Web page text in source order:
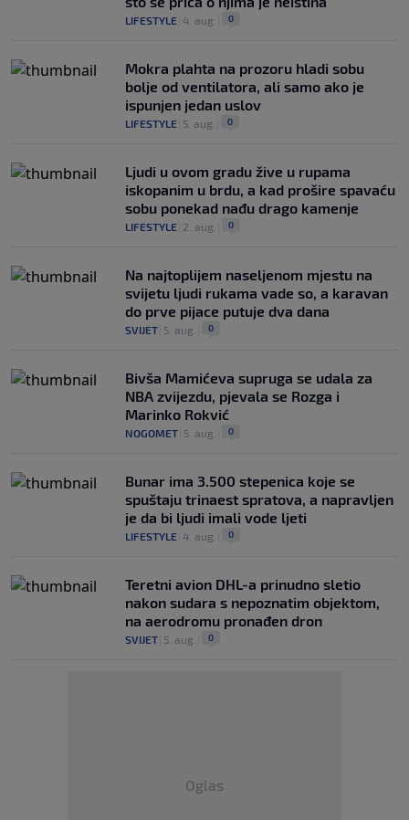
LIFESTYLE 4. aug. 0
Mokra plahta na prozoru hladi sobu
bolje od ventilatora, ali samo ako je
ispunjen jedan uslov
LIFESTYLE 5. aug. 0
Ljudi u ovom gradu žive u rupama
iskopanim u brdu, a kad prošire spavaću
sobu ponekad nađu drago kamenje
LIFESTYLE 2. aug. 0
Na najtoplijem naseljenom mjestu na
svijetu ljudi rukama vade so, a karavan
do prve pijace putuje dva dana
SVIJET 5. aug. 0
Bivša Mamićeva supruga se udala za
NBA zvijezdu, pjevala se Rozga i
Marinko Rokvić
NOGOMET 5. aug. 0
Bunar imа 3.500 stepenica koje se
spuštaju trinaest spratova, a napravljen
je da bi ljudi imali vode ljeti
LIFESTYLE 4. aug. 0
Teretni avion DHL-a prinudno sletio
nakon sudara s nepoznatim objektom,
na aerodromu pronađen dron
SVIJET 5. aug. 0
Oglas